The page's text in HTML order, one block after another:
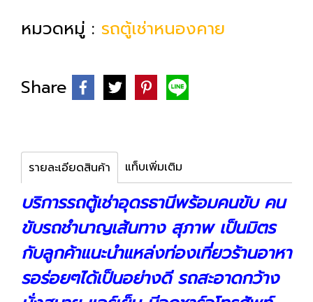
หมวดหมู่ : รถตู้เช่าหนองคาย
Share
รายละเอียดสินค้า แท็บเพิ่มเติม
บริการรถตู้เช่าอุดรธานีพร้อมคนขับ คน
ขับรถชำนาญเส้นทาง สุภาพ เป็นมิตร
กับลูกค้าแนะนำแหล่งท่องเที่ยวร้านอาหา
รอร่อยๆได้เป็นอย่างดี รถสะอาดกว้าง